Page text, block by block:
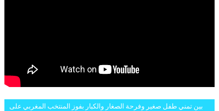
بين تمني طفل صغير وفرحة الصغار والكبار بفوز المنتخب المغربي على